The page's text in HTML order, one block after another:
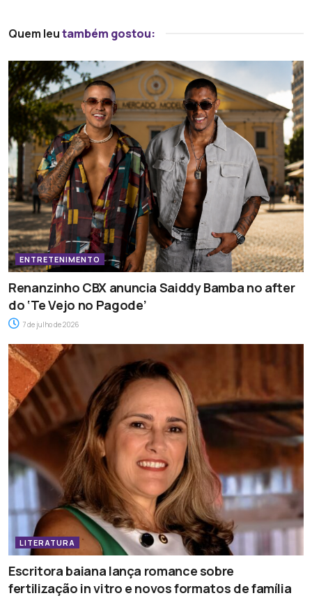
Quem leutambém gostou:
ENTRETENIMENTO
Renanzinho CBX anuncia Saiddy Bamba no after
do ‘Te Vejo no Pagode’
7 de julho de 2026
LITERATURA
Escritora baiana lança romance sobre
fertilização in vitro e novos formatos de família